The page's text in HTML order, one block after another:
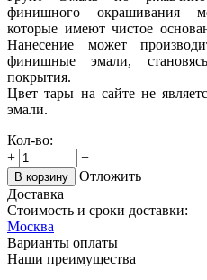
финишного окрашивания
которые имеют чистое
Нанесение может
финишные эмали,
покрытия.
Цвет тары на сайте не
эмали.
Кол-во:
+
−
В корзину
Отложить
Доставка
Стоимость и сроки доставки:
Москва
Варианты оплаты
Наши преимущества